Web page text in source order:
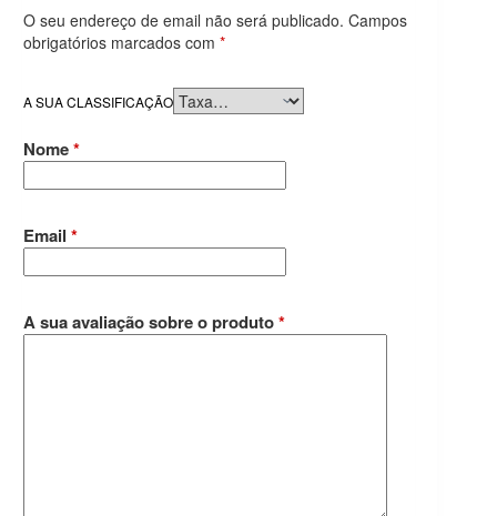
O seu endereço de email não será publicado. Campos
obrigatórios marcados com *
A SUA CLASSIFICAÇÃO
Nome*
Email *
A sua avaliação sobre o produto*